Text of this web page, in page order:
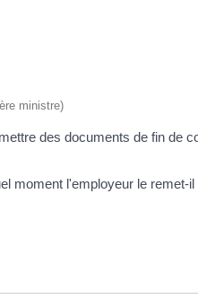
ministre)
des documents de fin de
moment l'employeur le